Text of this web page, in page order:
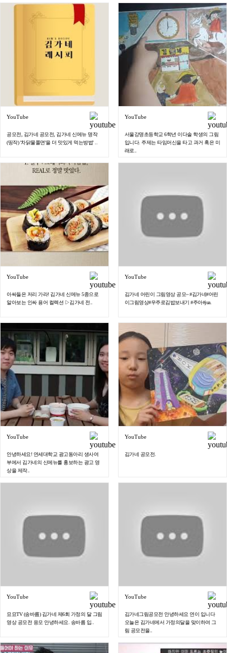
YouTube
공모전, 김가네 공모전, 김가네 신메뉴 명작
(띵작) '차닭물쫄면'을 더 맛있게 먹는방법' ..
YouTube
서울강명초등학교 6학년 이다솔 학생의 그림
입니다. 주제는 타임머신을 타고 과거 혹은 미
래로..
YouTube
아싸들은 저리 가라! 김가네 신메뉴 5종으로
알아보는 인싸 용어 컬렉션 ▷김가네 전..
YouTube
김가네 어린이 그림영상 공모~ #김가네#어린
이그림영상#우주로김밥보내기 #주아#jua.
YouTube
안녕하세요! 연세대학교 광고동아리 생사여
부에서 김가네의 신메뉴를 홍보하는 광고 영
상을 제작..
YouTube
김가네 공모전.
YouTube
묘묘TV (송바름) 김가네 제6회 가정의 달 그림
영상 공모전 응모 안녕하세요. 송바름 입..
YouTube
김가네그림공모전 안녕하세요 연이 입니다
오늘은 김가네에서 가정의달을 맞이하여 그
림 공모전을..